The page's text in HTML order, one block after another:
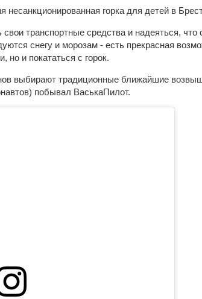
транспортные средства и надеяться,
снегу и морозам - есть прекрасная
но и покататься с горок.
выбирают традиционные ближайшие
побывал ВаськаПилот.